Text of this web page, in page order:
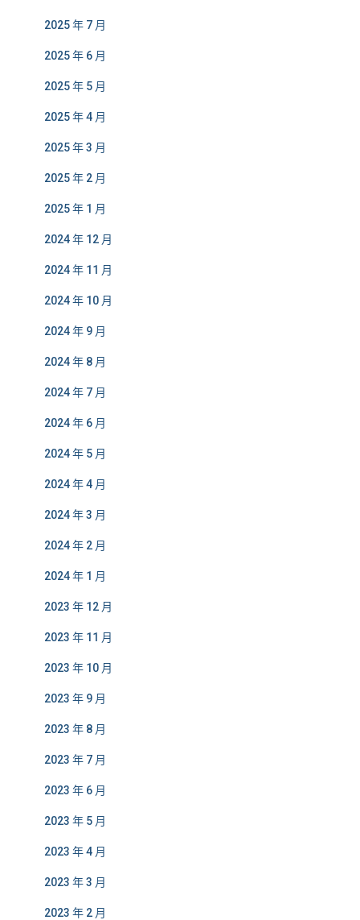
2025 年 7 月
2025 年 6 月
2025 年 5 月
2025 年 4 月
2025 年 3 月
2025 年 2 月
2025 年 1 月
2024 年 12 月
2024 年 11 月
2024 年 10 月
2024 年 9 月
2024 年 8 月
2024 年 7 月
2024 年 6 月
2024 年 5 月
2024 年 4 月
2024 年 3 月
2024 年 2 月
2024 年 1 月
2023 年 12 月
2023 年 11 月
2023 年 10 月
2023 年 9 月
2023 年 8 月
2023 年 7 月
2023 年 6 月
2023 年 5 月
2023 年 4 月
2023 年 3 月
2023 年 2 月